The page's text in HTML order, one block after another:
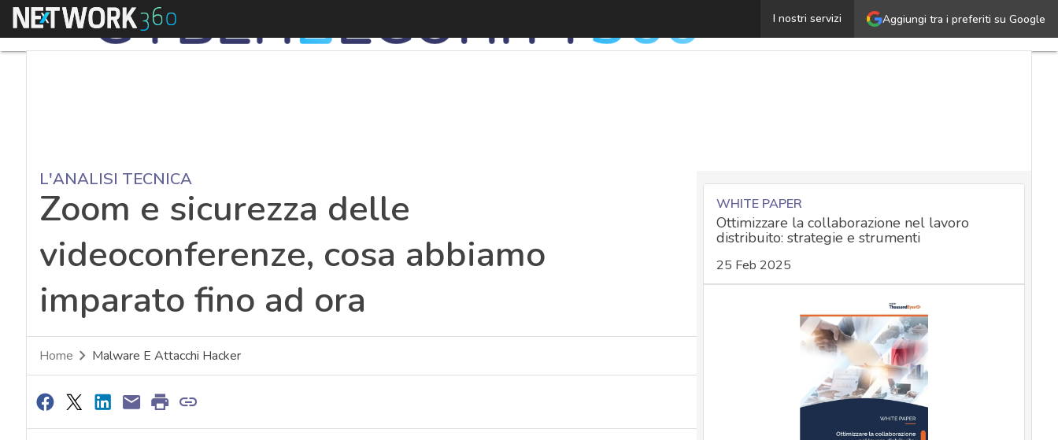
Aggiungi tra i preferiti su Google
I nostri servizi
Menu Zoom e sicurezza delle videoconferenze, cosa
L'ANALISI TECNICA
Zoom e sicurezza delle
videoconferenze, cosa abbiamo
imparato fino ad ora
Home Malware E Attacchi Hacker
WHITE PAPER
Ottimizzare la collaborazione nel lavoro
distribuito: strategie e strumenti
25 Feb 2025